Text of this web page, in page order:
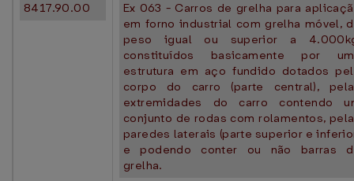
8417.90.00
Ex 063 - Carros de grelha para
em forno industrial com grelha móvel,
peso igual ou superior a
constituídos basicamente por
estrutura em aço fundido dotados
corpo do carro (parte central),
extremidades do carro contendo
conjunto de rodas com rolamentos,
paredes laterais (parte superior e
e podendo conter ou não barras
grelha.